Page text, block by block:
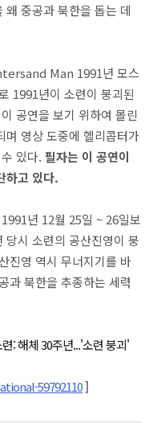
중공과 북한을 돕는 데
Man 1991년 모스
1991년이 소련이 붕괴된
공연을 보기 위하여 몰린
며 영상 도중에 헬리콥터가
있다. 필자는 이 공연이
하고 있다.
년 12월 25일 ~ 26일보
시 소련의 공산진영이 붕
진영 역시 무너지기를 바
과 북한을 추종하는 세력
: 해체 30주년...'소련 붕괴'
59792110]